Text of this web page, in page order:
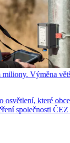
Výměna
osvětlení, které
společnosti